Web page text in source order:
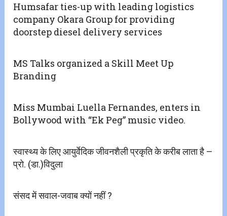
Humsafar ties-up with leading logistics
company Okara Group for providing
doorstep diesel delivery services
MS Talks organized a Skill Meet Up
Branding
Miss Mumbai Luella Fernandes, enters in
Bollywood with “Ek Peg” music video.
स्वास्थ्य के लिए आयुर्वेदिक जीवनशैली प्रकृति के करीब लाता है –
प्रो. (डा.)विदुला
संसद में सवाल-जवाब क्यों नहीं ?